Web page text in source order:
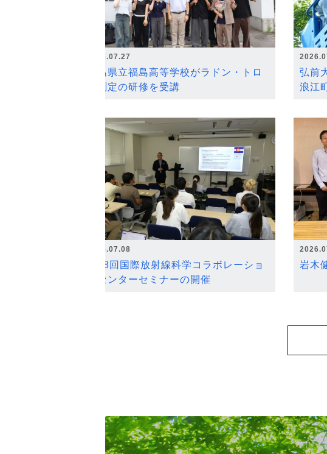
2026.07.27
福島県立福島高等学校がラドン・トロ
ン測定の研修を受講
弘前
浪江
2026.07.08
第18回国際放射線科学コラボレーショ
ンセンターセミナーの開催
岩木